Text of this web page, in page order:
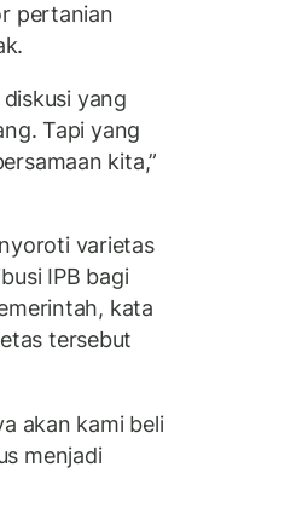
pertanian
yang
Tapi yang
kita,”
varietas
IPB bagi
kata
tersebut
akan kami beli
menjadi